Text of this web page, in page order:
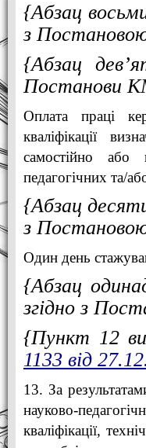
{Абзац
з
{Абзац
Постанови
Оплата праці
кваліфікації
самостійно або
педагогічних та/
{Абзац
з
Один день
{Абзац
згідно з
{Пункт 12
1133 від
13. За
науково-
кваліфікації,